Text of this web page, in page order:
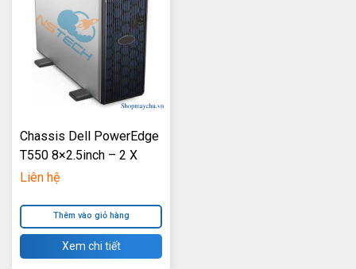
Chassis Dell PowerEdge
T550 8×2.5inch – 2 X
1100W Power Supply
Liên hệ
Thêm vào giỏ hàng
Xem chi tiết